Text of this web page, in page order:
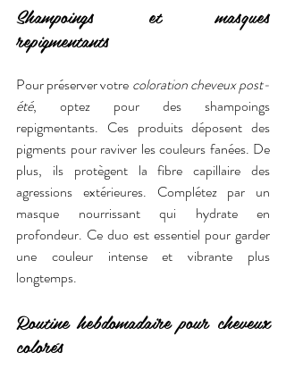
Shampoings et masques
repigmentants
Pour préserver votre coloration cheveux post-
été, optez pour des shampoings
repigmentants. Ces produits déposent des
pigments pour raviver les couleurs fanées. De
plus, ils protègent la fibre capillaire des
agressions extérieures. Complétez par un
masque nourrissant qui hydrate en
profondeur. Ce duo est essentiel pour garder
une couleur intense et vibrante plus
longtemps.
Routine hebdomadaire pour cheveux
colorés